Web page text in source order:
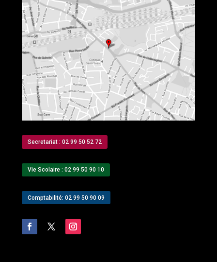
Secretariat : 02 99 50 52 72
Vie Scolaire : 02 99 50 90 10
Comptabilité: 02 99 50 90 09